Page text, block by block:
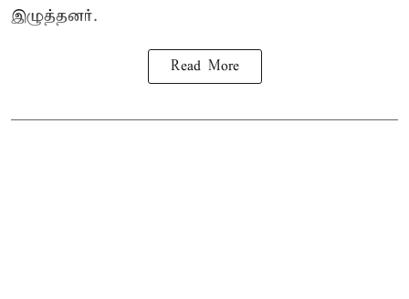
இழுத்தனர்.
Read More